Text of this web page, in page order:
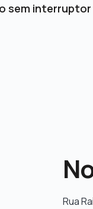
sem interruptor
Rua